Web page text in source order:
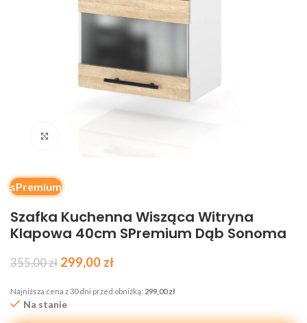
sPremium
Szafka Kuchenna Wisząca Witryna
Klapowa 40cm SPremium Dąb Sonoma
355,00zł 299,00 zł
Najniższa cena z 30 dni przed obniżką: 299,00zł
Na stanie